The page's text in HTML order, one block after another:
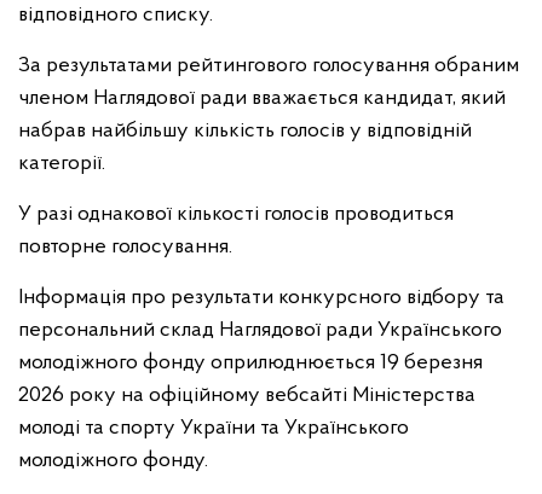
відповідного списку.
За результатами рейтингового голосування обраним
членом Наглядової ради вважається кандидат, який
набрав найбільшу кількість голосів у відповідній
категорії.
У разі однакової кількості голосів проводиться
повторне голосування.
Інформація про результати конкурсного відбору та
персональний склад Наглядової ради Українського
молодіжного фонду оприлюднюється 19 березня
2026 року на офіційному вебсайті Міністерства
молоді та спорту України та Українського
молодіжного фонду.